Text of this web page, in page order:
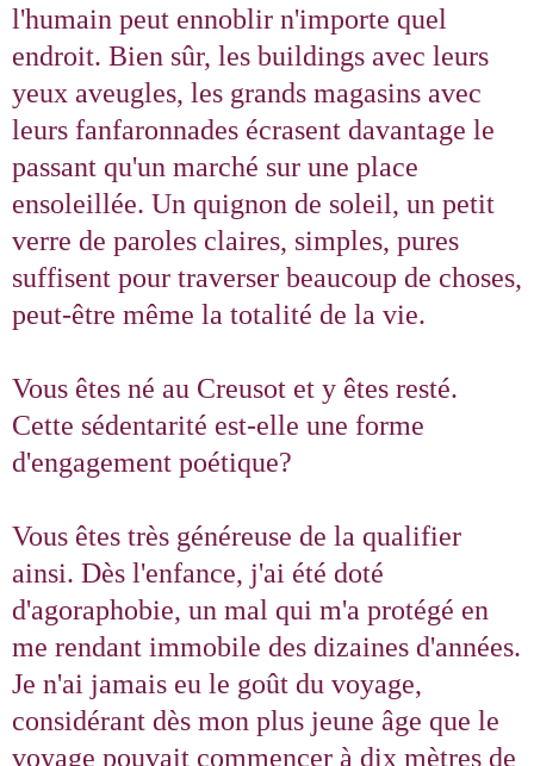
l'humain peut ennoblir n'importe quel
endroit. Bien sûr, les buildings avec leurs
yeux aveugles, les grands magasins avec
leurs fanfaronnades écrasent davantage le
passant qu'un marché sur une place
ensoleillée. Un quignon de soleil, un petit
verre de paroles claires, simples, pures
suffisent pour traverser beaucoup de choses,
peut-être même la totalité de la vie.
Vous êtes né au Creusot et y êtes resté.
Cette sédentarité est-elle une forme
d'engagement poétique?
Vous êtes très généreuse de la qualifier
ainsi. Dès l'enfance, j'ai été doté
d'agoraphobie, un mal qui m'a protégé en
me rendant immobile des dizaines d'années.
Je n'ai jamais eu le goût du voyage,
considérant dès mon plus jeune âge que le
voyage pouvait commencer à dix mètres de